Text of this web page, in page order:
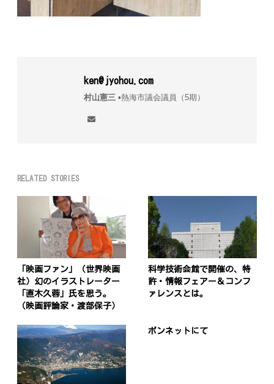
ken@jyohou.com
村山憲三▪︎熱海市議会議員（5期）
RELATED STORIES
「映画ファン」（世界映画
社）幻のイラストレーター
「直木久蓉」氏を思う。
（映画評論家・渡部保子）
科学技術会館で開催の、特
許・情報フェアー＆コンフ
ァレンスとは。
ボンネットにて